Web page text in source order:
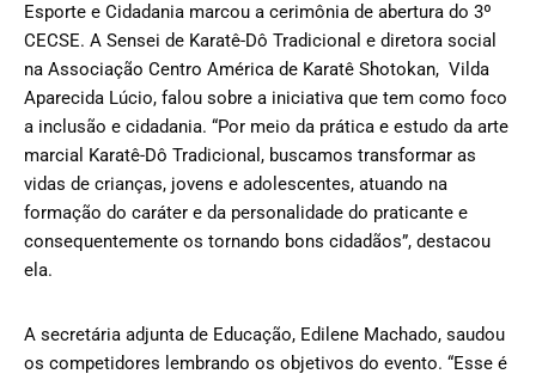
Esporte e Cidadania marcou a cerimônia de abertura do 3º
CECSE. A Sensei de Karatê-Dô Tradicional e diretora social
na Associação Centro América de Karatê Shotokan, Vilda
Aparecida Lúcio, falou sobre a iniciativa que tem como foco
a inclusão e cidadania. “Por meio da prática e estudo da arte
marcial Karatê-Dô Tradicional, buscamos transformar as
vidas de crianças, jovens e adolescentes, atuando na
formação do caráter e da personalidade do praticante e
consequentemente os tornando bons cidadãos”, destacou
ela.
A secretária adjunta de Educação, Edilene Machado, saudou
os competidores lembrando os objetivos do evento. “Esse é